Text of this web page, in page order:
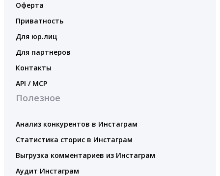
Оферта
Приватность
Для юр.лиц
Для партнеров
Контакты
API / MCP
Полезное
Анализ конкурентов в Инстаграм
Статистика сторис в Инстаграм
Выгрузка комментариев из Инстаграм
Аудит Инстаграм